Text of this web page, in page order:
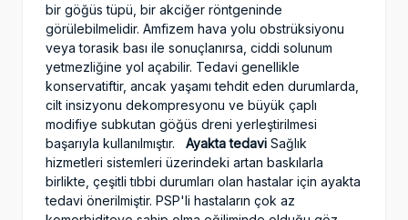
bir göğüs tüpü, bir akciğer röntgeninde
görülebilmelidir. Amfizem hava yolu obstrüksiyonu
veya torasik bası ile sonuçlanırsa, ciddi solunum
yetmezliğine yol açabilir. Tedavi genellikle
konservatiftir, ancak yaşamı tehdit eden durumlarda,
cilt insizyonu dekompresyonu ve büyük çaplı
modifiye subkutan göğüs dreni yerleştirilmesi
başarıyla kullanılmıştır. Ayakta tedavi Sağlık
hizmetleri sistemleri üzerindeki artan baskılarla
birlikte, çeşitli tıbbi durumları olan hastalar için ayakta
tedavi önerilmiştir. PSP'li hastaların çok az